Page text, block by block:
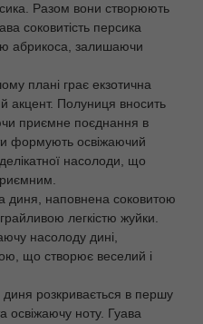
Разом вони створюють
соковитість персика
абрикоса, залишаючи
плані грає екзотична
акцент. Полуниця вносить
приємне поєднання в
формують освіжаючий
насолоди, що
диня, наповнена соковитою
легкістю жуйки.
насолоду дині,
що створює веселий і
розкривається в першу
освіжаючу ноту. Гуава